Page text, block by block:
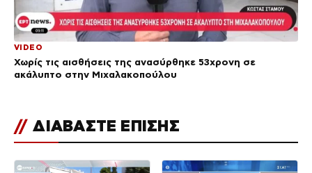
VIDEO
Χωρίς τις αισθήσεις της ανασύρθηκε 53χρονη σε
ακάλυπτο στην Μιχαλακοπούλου
// ΔΙΑΒΑΣΤΕ ΕΠΙΣΗΣ